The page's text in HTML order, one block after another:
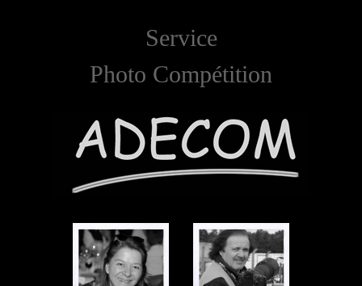
Service
Photo Compétition